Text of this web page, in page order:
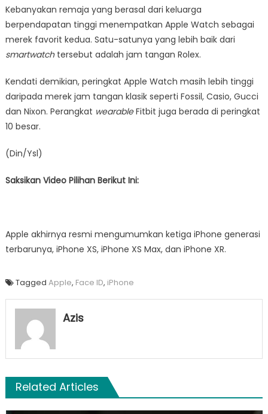
Kebanyakan remaja yang berasal dari keluarga
berpendapatan tinggi menempatkan Apple Watch sebagai
merek favorit kedua. Satu-satunya yang lebih baik dari
smartwatchtersebut adalah jam tangan Rolex.
Kendati demikian, peringkat Apple Watch masih lebih tinggi
daripada merek jam tangan klasik seperti Fossil, Casio, Gucci
dan Nixon. Perangkat wearableFitbit juga berada di peringkat
10 besar.
(Din/Ysl)
Saksikan Video Pilihan Berikut Ini:
Apple akhirnya resmi mengumumkan ketiga iPhone generasi
terbarunya, iPhone XS, iPhone XS Max, dan iPhone XR.
Tagged Apple, Face ID, iPhone
Azis
Related Articles